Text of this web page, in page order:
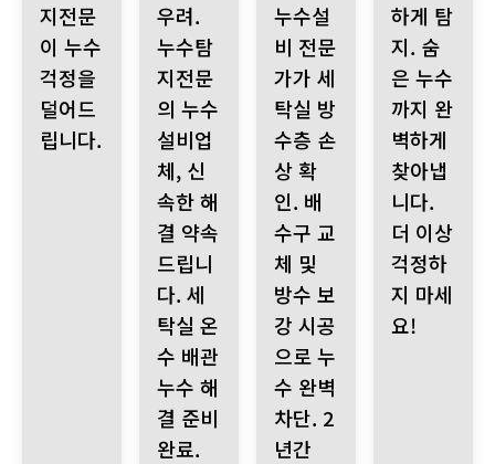
지전문
이 누수
걱정을
덜어드
립니다.
우려.
누수탐
지전문
의 누수
설비업
체, 신
속한 해
결 약속
드립니
다. 세
탁실 온
수 배관
누수 해
결 준비
완료.
누수설
비 전문
가가 세
탁실 방
수층 손
상 확
인. 배
수구 교
체 및
방수 보
강 시공
으로 누
수 완벽
차단. 2
년간
하게 탐
지. 숨
은 누수
까지 완
벽하게
찾아냅
니다.
더 이상
걱정하
지 마세
요!